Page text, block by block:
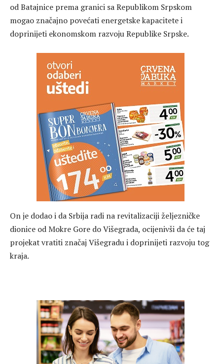
od Batajnice prema granici sa Republikom Srpskom
mogao značajno povećati energetske kapacitete i
doprinijeti ekonomskom razvoju Republike Srpske.
On je dodao i da Srbija radi na revitalizaciji željezničke
dionice od Mokre Gore do Višegrada, ocijenivši da će taj
projekat vratiti značaj Višegradu i doprinijeti razvoju tog
kraja.